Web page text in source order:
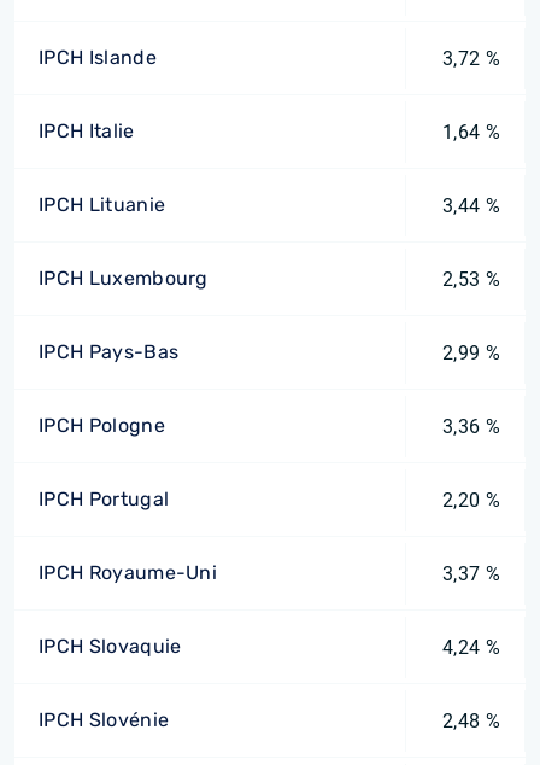
IPCH Islande 3,72 %
IPCH Italie 1,64 %
IPCH Lituanie 3,44 %
IPCH Luxembourg 2,53 %
IPCH Pays-Bas 2,99 %
IPCH Pologne 3,36 %
IPCH Portugal 2,20 %
IPCH Royaume-Uni 3,37 %
IPCH Slovaquie 4,24 %
IPCH Slovénie 2,48 %